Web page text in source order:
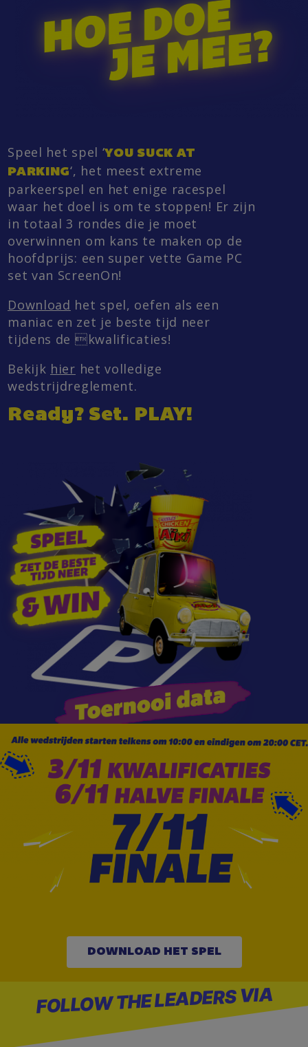
Speel het spel ‘YOU SUCK AT
PARKING‘, het meest extreme
parkeerspel en het enige racespel
waar het doel is om te stoppen! Er zijn
in totaal 3 rondes die je moet
overwinnen om kans te maken op de
hoofdprijs: een super vette Game PC
set van ScreenOn!
Download het spel, oefen als een
maniac en zet je beste tijd neer
tijdens de kwalificaties!
Bekijk hier het volledige
wedstrijdreglement.
Ready? Set. PLAY!
DOWNLOAD HET SPEL
FOLLOW THE LEADERS VIA